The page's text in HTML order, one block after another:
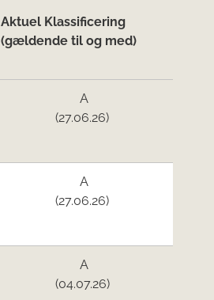
Aktuel Klassificering
(gældende til og med)
A
(27.06.26)
A
(27.06.26)
A
(04.07.26)